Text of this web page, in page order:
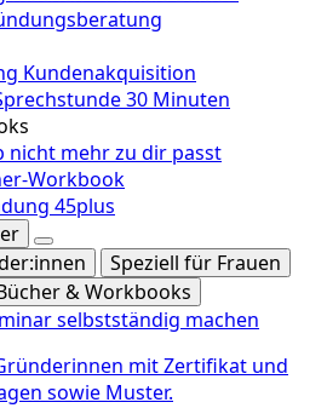
Kundenakquisition
30 Minuten
nicht mehr zu dir passt
Workbook
45plus
Speziell für Frauen
& Workbooks
selbstständig machen
mit Zertifikat und
sowie Muster.